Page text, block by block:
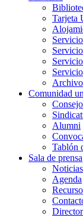
Tarjeta
Comunidad
Alumni
Tablón
Sala de prensa
Noticias
Agenda